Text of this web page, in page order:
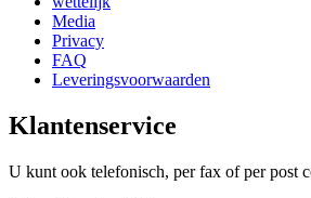
Media
Privacy
FAQ
Leveringsvoorwaarden
Klantenservice
U kunt ook telefonisch, per fax of per post